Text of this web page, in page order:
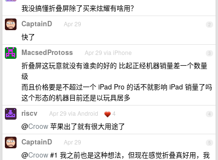
我没搞懂折叠屏除了买来炫耀有啥用？
2
CaptainD Apr 29
快了
3
MacsedProtoss Apr 29 via iPhone
折叠屏这玩意就没有谁卖的好的 比起正经机器销量差一个数量
级
而且价格要是不超过一个 iPad Pro 的话不就影响 iPad 销量了吗
这个形态的机器目前还是以玩具居多
4
riscv Apr 29 via Android 4
@Croow 苹果出了就有很大用途了
5
CaptainD Apr 29
@Croow #1 我之前也是这种想法，但现在感觉折叠真好用，我